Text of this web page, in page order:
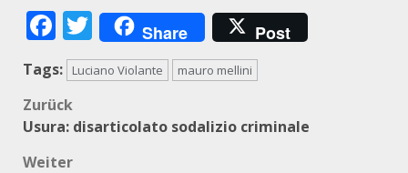
Facebook
Twitter
Share Post
Tags: Luciano Violante mauro mellini
Beitragsnavigation
Zurück
Usura: disarticolato sodalizio criminale
Weiter